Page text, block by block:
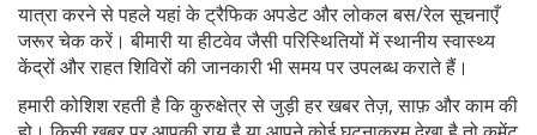
यात्रा करने से पहले यहां के ट्रैफिक अपडेट और लोकल बस/रेल सूचनाएँ
जरूर चेक करें। बीमारी या हीटवेव जैसी परिस्थितियों में स्थानीय स्वास्थ्य
केंद्रों और राहत शिविरों की जानकारी भी समय पर उपलब्ध कराते हैं।
हमारी कोशिश रहती है कि कुरुक्षेत्र से जुड़ी हर खबर तेज़, साफ़ और काम की